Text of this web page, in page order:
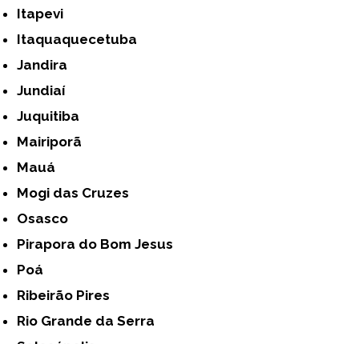
Itapevi
Itaquaquecetuba
Jandira
Jundiaí
Juquitiba
Mairiporã
Mauá
Mogi das Cruzes
Osasco
Pirapora do Bom Jesus
Poá
Ribeirão Pires
Rio Grande da Serra